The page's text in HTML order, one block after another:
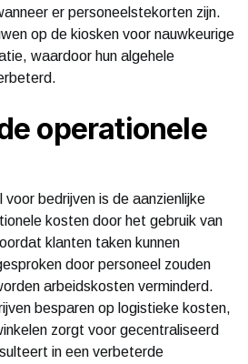
er personeelstekorten zijn.
op de kiosken voor nauwkeurige
waardoor hun algehele
operationele
voor bedrijven is de aanzienlijke
kosten door het gebruik van
klanten taken kunnen
door personeel zouden
arbeidskosten verminderd.
besparen op logistieke kosten,
zorgt voor gecentraliseerd
in een verbeterde